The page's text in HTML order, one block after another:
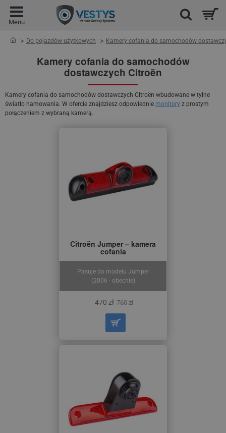
Kamery cofania do samochodów
dostawczych Citroën
homeDo pojazdów użytkowych Kamery cofania do samochodów
Kamery cofania do samochodów dostawczych Citroën wbudowane w tylne
światło hamowania. W ofercie znajdziesz odpowiednie monitory z prostym
połączeniem z wybraną kamerą.
Pasuje do modelu Jumper
(2006 - obecnie)
Citroën Jumper – kamera
cofania
470 zł 760 zł